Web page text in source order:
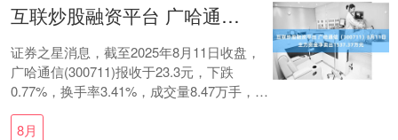
互联炒股融资平台 广哈通信（300711）8月11日主力资金净卖出1537.37万元
证券之星消息，截至2025年8月11日收盘，
广哈通信(300711)报收于23.3元，下跌
0.77%，换手率3.41%，成交量8.47万手，成
交额1.99亿元。....
8月